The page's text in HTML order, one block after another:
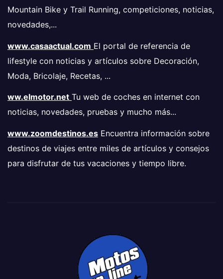
Mountain Bike y Trail Running, competiciones, noticias,
novedades,...
www.casaactual.com El portal de referencia de
lifestyle con noticias y artículos sobre Decoración,
Moda, Bricolaje, Recetas, ...
ww.elmotor.net Tu web de coches en internet con
noticias, novedades, pruebas y mucho más...
www.zoomdestinos.es Encuentra información sobre
destinos de viajes entre miles de artículos y consejos
para disfrutar de tus vacaciones y tiempo libre.